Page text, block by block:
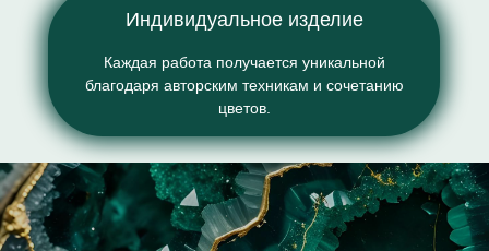
Индивидуальное изделие
Каждая работа получается уникальной
благодаря авторским техникам и сочетанию
цветов.